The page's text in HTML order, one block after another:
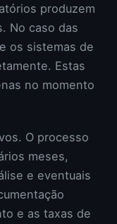
produzem
No caso das
os sistemas de
Estas
no momento
O processo
meses,
e eventuais
e as taxas de